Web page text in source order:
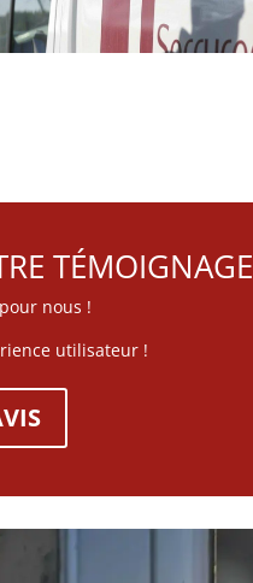
TÉMOIGNAGE
nous !
utilisateur !